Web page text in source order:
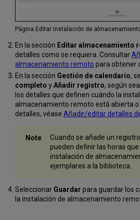
Página Editar instalación de
En la sección Editar almacenamiento
detalles como se requiera. Consultar
almacenamiento remoto para obtener
En la sección Gestión de calendario,
completo yAñadir registro, según
los detalles que definen cuándo la
almacenamiento remoto está abierta
detalles, véase Añadir/editar detalles
Cuando se añade un
pueden definir las horas
instalación de
ejemplares a la biblioteca.
Seleccionar Guardar para guardar los
la instalación de almacenamiento